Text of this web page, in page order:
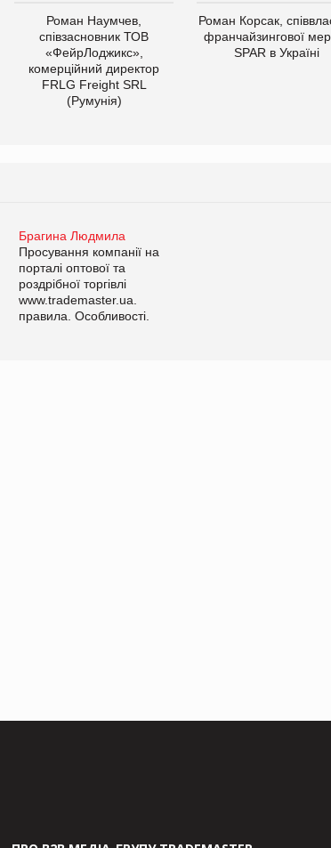
Роман Наумчев,
співзасновник ТОВ
«ФейрЛоджикс»,
комерційний директор
FRLG Freight SRL
(Румунія)
Роман Корсак,
франчайзингової
SPAR в Україні
Брагина Людмила
Просування компанії на
порталі оптової та
роздрібної торгівлі
www.trademaster.ua.
правила. Особливості.